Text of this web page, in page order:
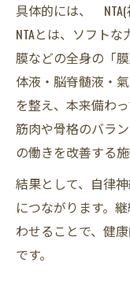
具体的には、 NTA(
NTAとは、ソフト
膜などの全身の「
体液・脳脊髄液・
を整え、本来備わ
筋肉や骨格のバラ
の働きを改善する施
結果として、自律
につながります。
わせることで、健
です。